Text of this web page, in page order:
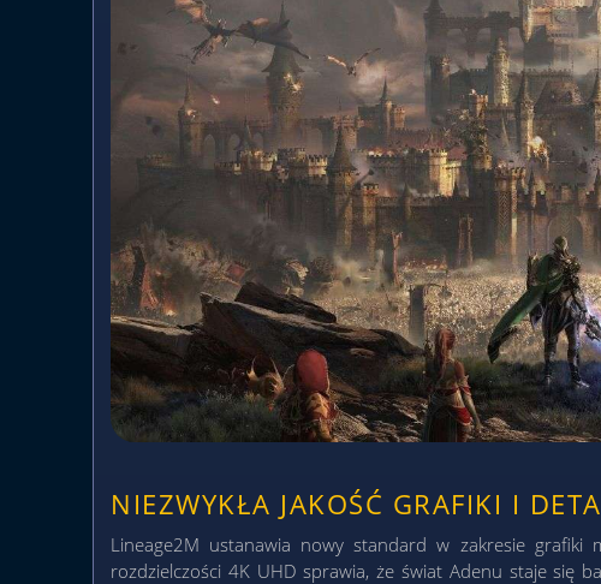
NIEZWYKŁA JAKOŚĆ GRAFIKI I
Lineage2M ustanawia nowy standard w zakresie grafiki
rozdzielczości 4K UHD sprawia, że świat Adenu staje się